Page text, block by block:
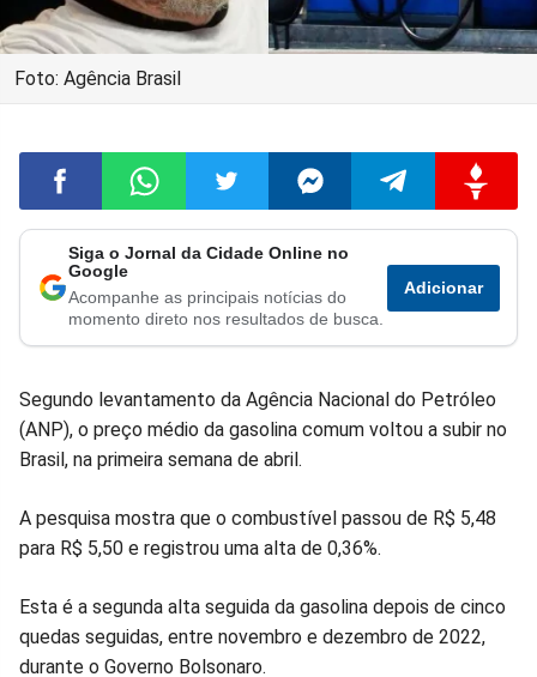
Foto: Agência Brasil
Compartilhar
no
Compartilhar
no
Compartilhar
no
Compartilhar
no
Compartilhar
no
no
Siga o Jornal da Cidade Online no
Google
Acompanhe as principais notícias do
momento direto nos resultados de busca.
Adicionar
Segundo levantamento da Agência Nacional do Petróleo
(ANP), o preço médio da gasolina comum voltou a subir no
Brasil, na primeira semana de abril.
A pesquisa mostra que o combustível passou de R$ 5,48
para R$ 5,50 e registrou uma alta de 0,36%.
Esta é a segunda alta seguida da gasolina depois de cinco
quedas seguidas, entre novembro e dezembro de 2022,
durante o Governo Bolsonaro.